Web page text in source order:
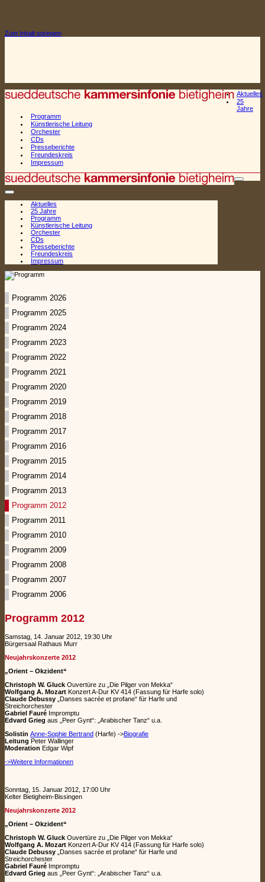
Zum Inhalt springen
Aktuelles
25
Jahre
Programm
Künstlerische Leitung
Orchester
CDs
Presseberichte
Freundeskreis
Impressum
Navigationsmenü
Aktuelles
25 Jahre
Programm
Künstlerische Leitung
Orchester
CDs
Presseberichte
Freundeskreis
Impressum
Programm 2026
Programm 2025
Programm 2024
Programm 2023
Programm 2022
Programm 2021
Programm 2020
Programm 2019
Programm 2018
Programm 2017
Programm 2016
Programm 2015
Programm 2014
Programm 2013
Programm 2012
Programm 2011
Programm 2010
Programm 2009
Programm 2008
Programm 2007
Programm 2006
Programm 2012
Samstag, 14. Januar 2012, 19:30 Uhr
Bürgersaal Rathaus Murr
Neujahrskonzerte 2012
„Orient – Okzident“
Christoph W. Gluck Ouvertüre zu „Die Pilger von Mekka“
Wolfgang A. Mozart Konzert A-Dur KV 414 (Fassung für Harfe solo)
Claude Debussy „Danses sacrée et profane“ für Harfe und
Streichorchester
Gabriel Fauré Impromptu
Edvard Grieg aus „Peer Gynt“: „Arabischer Tanz“ u.a.
Solistin Anne-Sophie Bertrand (Harfe) ->Biografie
Leitung Peter Wallinger
Moderation Edgar Wipf
->Weitere Informationen
Sonntag, 15. Januar 2012, 17:00 Uhr
Kelter Bietigheim-Bissingen
Neujahrskonzerte 2012
„Orient – Okzident“
Christoph W. Gluck Ouvertüre zu „Die Pilger von Mekka“
Wolfgang A. Mozart Konzert A-Dur KV 414 (Fassung für Harfe solo)
Claude Debussy „Danses sacrée et profane“ für Harfe und
Streichorchester
Gabriel Fauré Impromptu
Edvard Grieg aus „Peer Gynt“: „Arabischer Tanz“ u.a.